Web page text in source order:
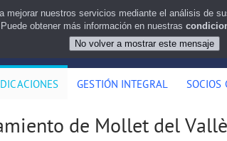
GESTIÓN INTEGRAL SOCIOS
de Mollet del
nuestros servicios mediante el análisis de
Puede obtener más información en nuestras